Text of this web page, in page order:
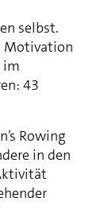
selbst.
Motivation
im
43
Rowing
in den